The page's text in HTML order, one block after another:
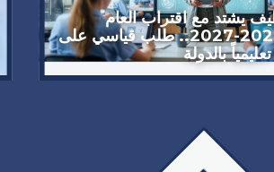
يشتد مع اقتراب العام
الدراسي 2026-2027.. طلب قياسي على